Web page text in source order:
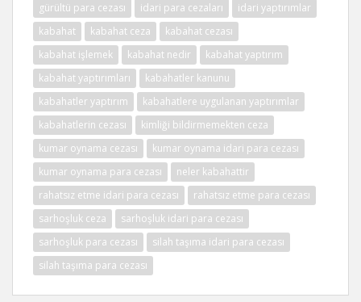
gürültü para cezası
idari para cezaları
idari yaptırımlar
kabahat
kabahat ceza
kabahat cezası
kabahat işlemek
kabahat nedir
kabahat yaptırım
kabahat yaptırımları
kabahatler kanunu
kabahatler yaptırım
kabahatlere uygulanan yaptırımlar
kabahatlerin cezası
kimliği bildirmemekten ceza
kumar oynama cezası
kumar oynama idari para cezası
kumar oynama para cezası
neler kabahattir
rahatsız etme idari para cezası
rahatsız etme para cezası
sarhoşluk ceza
sarhoşluk idari para cezası
sarhoşluk para cezası
silah taşıma idari para cezası
silah taşıma para cezası